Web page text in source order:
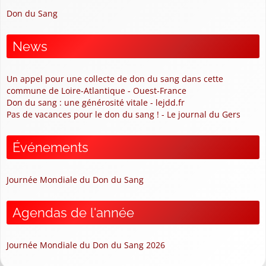
Don du Sang
News
Un appel pour une collecte de don du sang dans cette
commune de Loire-Atlantique - Ouest-France
Don du sang : une générosité vitale - lejdd.fr
Pas de vacances pour le don du sang ! - Le journal du Gers
Événements
Journée Mondiale du Don du Sang
Agendas de l'année
Journée Mondiale du Don du Sang 2026